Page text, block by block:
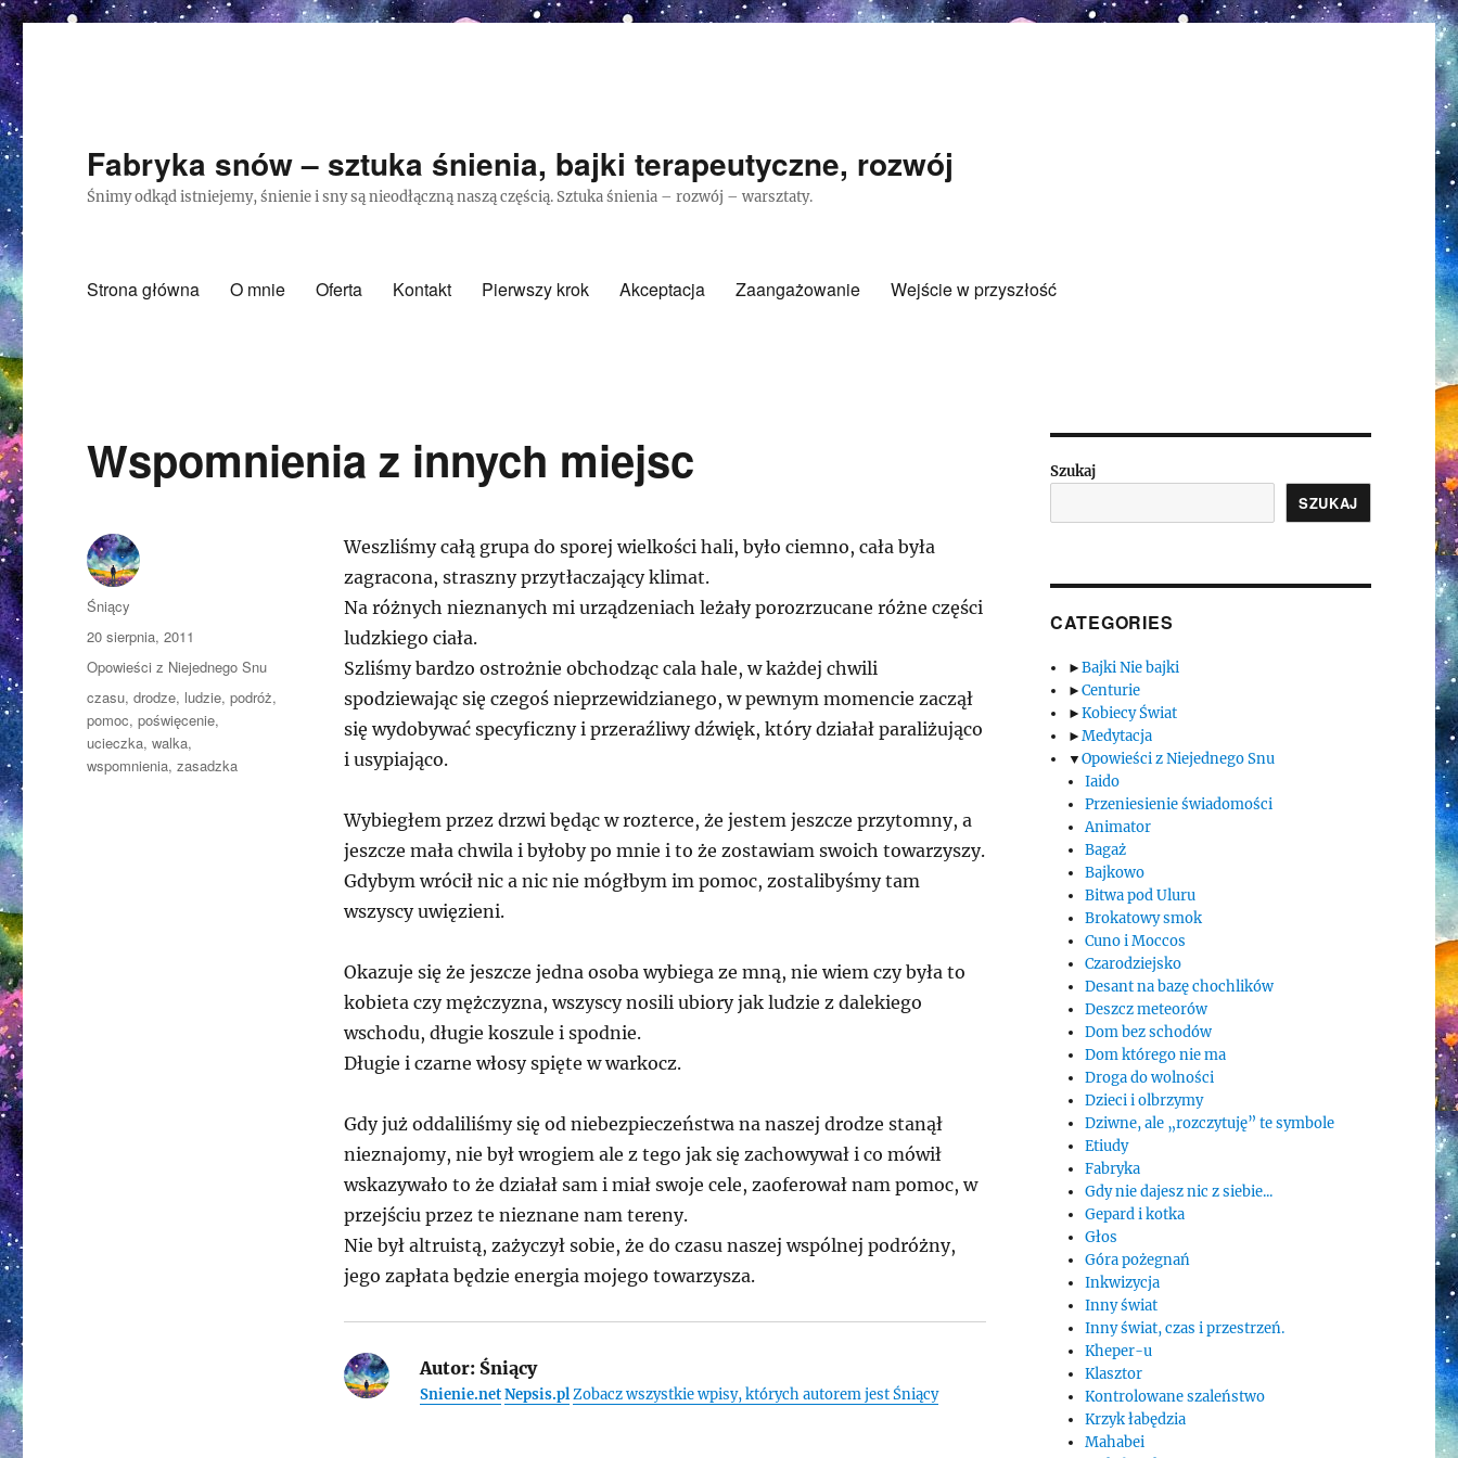
Fabryka snów – sztuka śnienia, bajki terapeutyczne, rozwój
Śnimy odkąd istniejemy, śnienie i sny są nieodłączną naszą częścią. Sztuka śnienia – rozwój – warsztaty.
Strona główna O mnie Oferta Kontakt Pierwszy krok Akceptacja Zaangażowanie Wejście w przyszłość
Wspomnienia z innych miejsc
Weszliśmy całą grupa do sporej wielkości hali, było ciemno, cała była
zagracona, straszny przytłaczający klimat.
Na różnych nieznanych mi urządzeniach leżały porozrzucane różne części
ludzkiego ciała.
Szliśmy bardzo ostrożnie obchodząc cala hale, w każdej chwili
spodziewając się czegoś nieprzewidzianego, w pewnym momencie zaczął
się wydobywać specyficzny i przeraźliwy dźwięk, który działał paraliżująco
i usypiająco.
Wybiegłem przez drzwi będąc w rozterce, że jestem jeszcze przytomny, a
jeszcze mała chwila i byłoby po mnie i to że zostawiam swoich towarzyszy.
Gdybym wrócił nic a nic nie mógłbym im pomoc, zostalibyśmy tam
wszyscy uwięzieni.
Okazuje się że jeszcze jedna osoba wybiega ze mną, nie wiem czy była to
kobieta czy mężczyzna, wszyscy nosili ubiory jak ludzie z dalekiego
wschodu, długie koszule i spodnie.
Długie i czarne włosy spięte w warkocz.
Gdy już oddaliliśmy się od niebezpieczeństwa na naszej drodze stanął
nieznajomy, nie był wrogiem ale z tego jak się zachowywał i co mówił
wskazywało to że działał sam i miał swoje cele, zaoferował nam pomoc, w
przejściu przez te nieznane nam tereny.
Nie był altruistą, zażyczył sobie, że do czasu naszej wspólnej podróżny,
jego zapłata będzie energia mojego towarzysza.
Autor:Śniący
Snienie.netNepsis.plZobacz wszystkie wpisy, których autorem jest Śniący
Autor
Śniący
Opublikowano
20 sierpnia, 2011
Kategorie
Opowieści z Niejednego Snu
Tagi
czasu,drodze, ludzie,podróż,
pomoc,poświęcenie,
ucieczka,walka,
wspomnienia,zasadzka
Szukaj
SZUKAJ
CATEGORIES
►Bajki Nie bajki
►Centurie
►Kobiecy Świat
►Medytacja
▼Opowieści z Niejednego Snu
Iaido
Przeniesienie świadomości
Animator
Bagaż
Bajkowo
Bitwa pod Uluru
Brokatowy smok
Cuno i Moccos
Czarodziejsko
Desant na bazę chochlików
Deszcz meteorów
Dom bez schodów
Dom którego nie ma
Droga do wolności
Dzieci i olbrzymy
Dziwne, ale „rozczytuję” te symbole
Etiudy
Fabryka
Gdy nie dajesz nic z siebie...
Gepard i kotka
Głos
Góra pożegnań
Inkwizycja
Inny świat
Inny świat, czas i przestrzeń.
Kheper-u
Klasztor
Kontrolowane szaleństwo
Krzyk łabędzia
Mahabei